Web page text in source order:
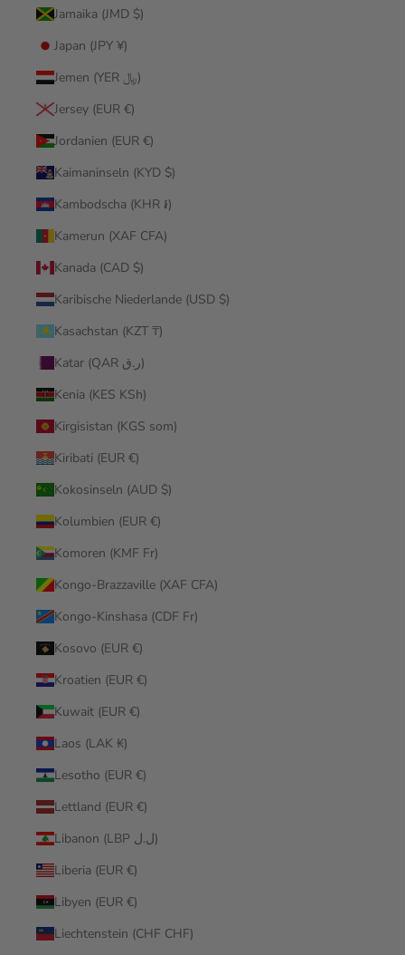
Jamaika (JMD $)
Japan (JPY ¥)
Jemen (YER ﷼)
Jersey (EUR €)
Jordanien (EUR €)
Kaimaninseln (KYD $)
Kambodscha (KHR ៛)
Kamerun (XAF CFA)
Kanada (CAD $)
Karibische Niederlande (USD $)
Kasachstan (KZT ₸)
Katar (QAR ر.ق)
Kenia (KES KSh)
Kirgisistan (KGS som)
Kiribati (EUR €)
Kokosinseln (AUD $)
Kolumbien (EUR €)
Komoren (KMF Fr)
Kongo-Brazzaville (XAF CFA)
Kongo-Kinshasa (CDF Fr)
Kosovo (EUR €)
Kroatien (EUR €)
Kuwait (EUR €)
Laos (LAK ₭)
Lesotho (EUR €)
Lettland (EUR €)
Libanon (LBP ل.ل)
Liberia (EUR €)
Libyen (EUR €)
Liechtenstein (CHF CHF)